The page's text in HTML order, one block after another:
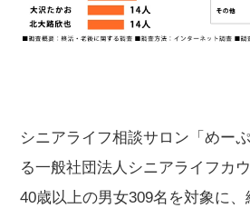
シニアライフ相談サロン「めー
る一般社団法人シニアライフカ
40歳以上の男女309名を対象に